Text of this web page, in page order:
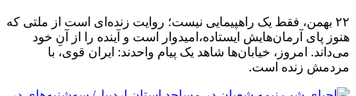
۲۲ بهمن، فقط یک راهپیمایی نیست؛ روایت زنده‌ای است از ملتی که
هنوز پای آرمان‌هایش ایستاده،امیدوار است و آینده را از آنِ خود
می‌داند. امروز، خیابان‌ها شاهد یک پیام واحدند: ایران قوی، با
مردمش زنده است.